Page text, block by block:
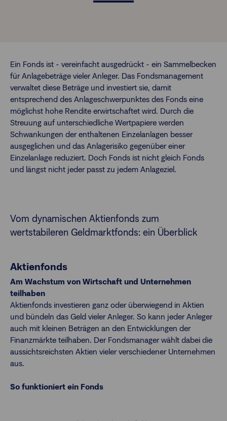
Passwort zurücksetzen
Karriere
Kontakt
Login
Ein Fonds ist - vereinfacht ausgedrückt - ein Sammelbecken
für Anlagebeträge vieler Anleger. Das Fondsmanagement
verwaltet diese Beträge und investiert sie, damit
entsprechend des Anlageschwerpunktes des Fonds eine
möglichst hohe Rendite erwirtschaftet wird. Durch die
Streuung auf unterschiedliche Wertpapiere werden
Schwankungen der enthaltenen Einzelanlagen besser
ausgeglichen und das Anlagerisiko gegenüber einer
Einzelanlage reduziert. Doch Fonds ist nicht gleich Fonds
und längst nicht jeder passt zu jedem Anlageziel.
Vom dynamischen Aktienfonds zum
wertstabileren Geldmarktfonds: ein Überblick
Aktienfonds
Am Wachstum von Wirtschaft und Unternehmen
teilhaben
Aktienfonds investieren ganz oder überwiegend in Aktien
und bündeln das Geld vieler Anleger. So kann jeder Anleger
auch mit kleinen Beträgen an den Entwicklungen der
Finanzmärkte teilhaben. Der Fondsmanager wählt dabei die
aussichtsreichsten Aktien vieler verschiedener Unternehmen
aus.
So funktioniert ein Fonds